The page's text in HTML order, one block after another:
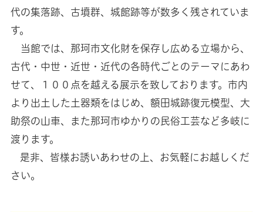
代の集落跡、古墳群、城館跡等が数多く残されていま
す。
当館では、那珂市文化財を保存し広める立場から、
古代・中世・近世・近代の各時代ごとのテーマにあわ
せて、１００点を越える展示を致しております。市内
より出土した土器類をはじめ、額田城跡復元模型、大
助祭の山車、また那珂市ゆかりの民俗工芸など多岐に
渡ります。
是非、皆様お誘いあわせの上、お気軽にお越しくだ
さい。